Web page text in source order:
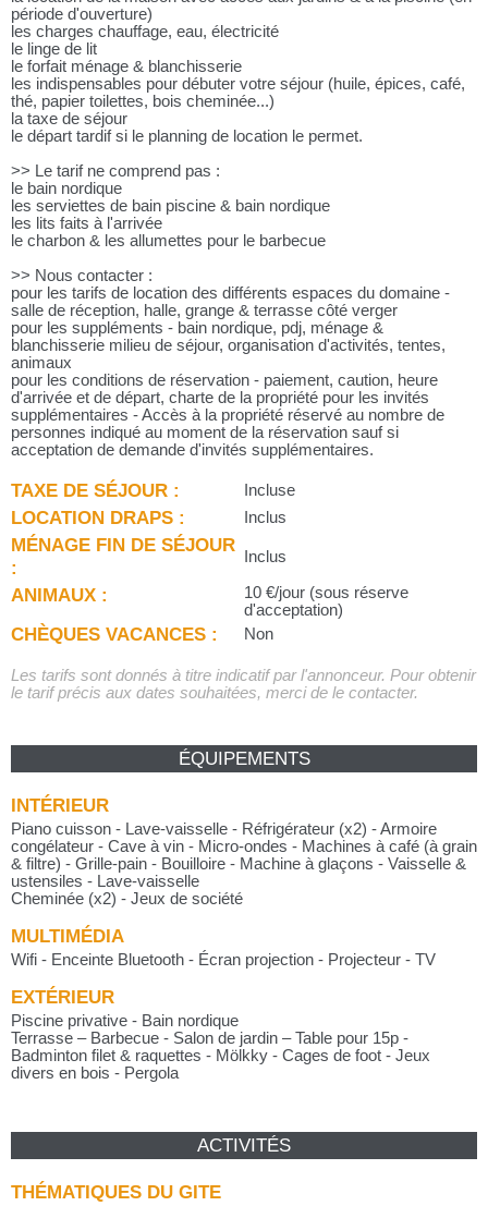
période d'ouverture)
les charges chauffage, eau, électricité
le linge de lit
le forfait ménage & blanchisserie
les indispensables pour débuter votre séjour (huile, épices, café,
thé, papier toilettes, bois cheminée...)
la taxe de séjour
le départ tardif si le planning de location le permet.
>> Le tarif ne comprend pas :
le bain nordique
les serviettes de bain piscine & bain nordique
les lits faits à l'arrivée
le charbon & les allumettes pour le barbecue
>> Nous contacter :
pour les tarifs de location des différents espaces du domaine -
salle de réception, halle, grange & terrasse côté verger
pour les suppléments - bain nordique, pdj, ménage &
blanchisserie milieu de séjour, organisation d'activités, tentes,
animaux
pour les conditions de réservation - paiement, caution, heure
d'arrivée et de départ, charte de la propriété pour les invités
supplémentaires - Accès à la propriété réservé au nombre de
personnes indiqué au moment de la réservation sauf si
acceptation de demande d'invités supplémentaires.
TAXE DE SÉJOUR : Incluse
LOCATION DRAPS : Inclus
MÉNAGE FIN DE SÉJOUR
:
Inclus
ANIMAUX :
10 €/jour (sous réserve
d'acceptation)
CHÈQUES VACANCES : Non
Les tarifs sont donnés à titre indicatif par l'annonceur. Pour obtenir
le tarif précis aux dates souhaitées, merci de le contacter.
ÉQUIPEMENTS
INTÉRIEUR
Piano cuisson - Lave-vaisselle - Réfrigérateur (x2) - Armoire
congélateur - Cave à vin - Micro-ondes - Machines à café (à grain
& filtre) - Grille-pain - Bouilloire - Machine à glaçons - Vaisselle &
ustensiles - Lave-vaisselle
Cheminée (x2) - Jeux de société
MULTIMÉDIA
Wifi - Enceinte Bluetooth - Écran projection - Projecteur - TV
EXTÉRIEUR
Piscine privative - Bain nordique
Terrasse – Barbecue - Salon de jardin – Table pour 15p -
Badminton filet & raquettes - Mölkky - Cages de foot - Jeux
divers en bois - Pergola
ACTIVITÉS
THÉMATIQUES DU GITE